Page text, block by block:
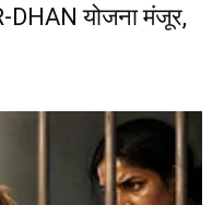
DHAN योजना मंजूर,